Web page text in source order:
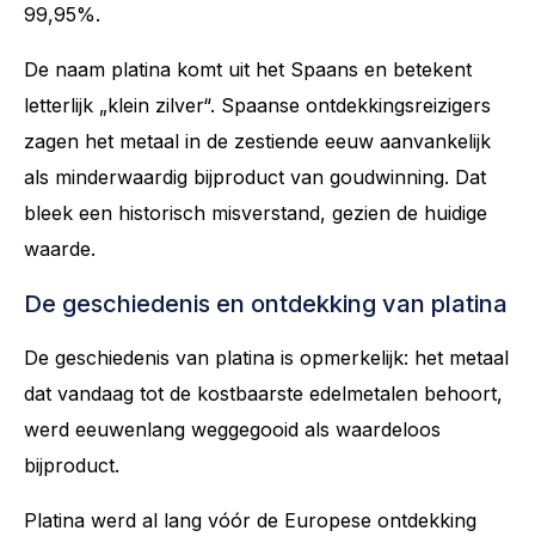
99,95%.
De naam platina komt uit het Spaans en betekent
letterlijk „klein zilver“. Spaanse ontdekkingsreizigers
zagen het metaal in de zestiende eeuw aanvankelijk
als minderwaardig bijproduct van goudwinning. Dat
bleek een historisch misverstand, gezien de huidige
waarde.
De geschiedenis en ontdekking van platina
De geschiedenis van platina is opmerkelijk: het metaal
dat vandaag tot de kostbaarste edelmetalen behoort,
werd eeuwenlang weggegooid als waardeloos
bijproduct.
Platina werd al lang vóór de Europese ontdekking